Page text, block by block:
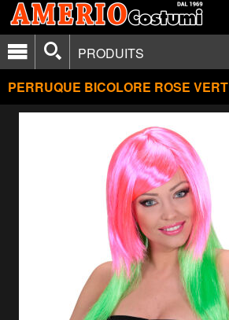
PRODUITS
PERRUQUE BICOLORE ROSE VERT